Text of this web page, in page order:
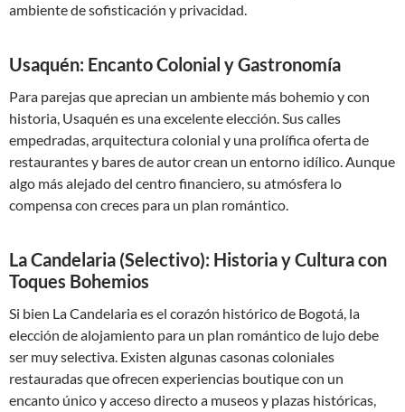
ambiente de sofisticación y privacidad.
Usaquén: Encanto Colonial y Gastronomía
Para parejas que aprecian un ambiente más bohemio y con
historia, Usaquén es una excelente elección. Sus calles
empedradas, arquitectura colonial y una prolífica oferta de
restaurantes y bares de autor crean un entorno idílico. Aunque
algo más alejado del centro financiero, su atmósfera lo
compensa con creces para un plan romántico.
La Candelaria (Selectivo): Historia y Cultura con
Toques Bohemios
Si bien La Candelaria es el corazón histórico de Bogotá, la
elección de alojamiento para un plan romántico de lujo debe
ser muy selectiva. Existen algunas casonas coloniales
restauradas que ofrecen experiencias boutique con un
encanto único y acceso directo a museos y plazas históricas,